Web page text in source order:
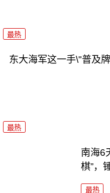
最热
东大海军这一手\"普及
最热
南海6
棋”，
最热